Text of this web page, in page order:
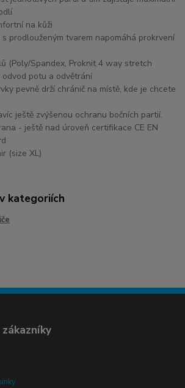
na kůži
prodlouženým tvarem napomáhá prokrvení
(Poly/Spandex, Proknit 4 way stretch
potu a odvětrání
pevně drží chránič na místě, kde je chcete
ještě zvýšenou ochranu bočních partií.
- ještě nad úroveň certifikace CE EN
(size XL)
kategoriích